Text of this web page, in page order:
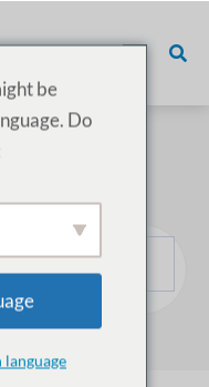
be
Do